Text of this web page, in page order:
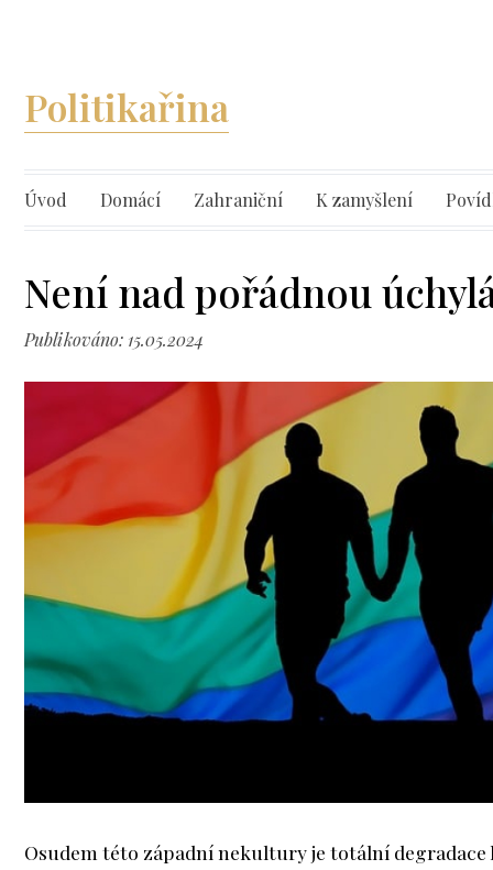
Politikařina
Úvod Domácí Zahraniční K zamyšlení
Není nad pořádnou
Publikováno: 15.05.2024
Osudem této západní nekultury je totální degradace